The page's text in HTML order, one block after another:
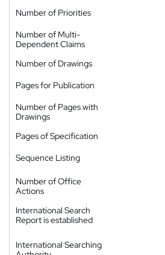
Number of Priorities
Number of Multi-
Dependent Claims
Number of Drawings
Pages for Publication
Number of Pages with
Drawings
Pages of Specification
Sequence Listing
Number of Office
Actions
International Search
Report is established
International Searching